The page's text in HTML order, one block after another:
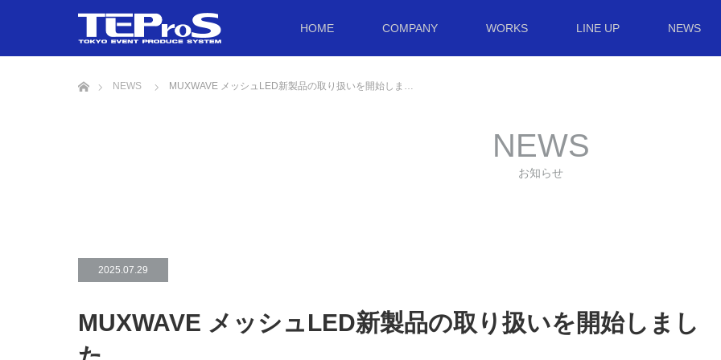
HOME COMPANY WORKS LINE UP
NEWS MUXWAVE メッシュLED新製品の取り扱いを開始しま…
NEWS
お知らせ
2025.07.29
MUXWAVE メッシュLED新製品の取り扱いを開始しまし